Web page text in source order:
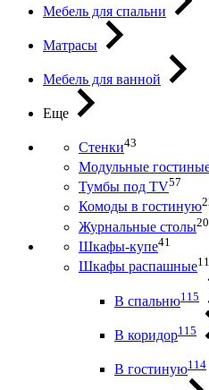
Мебель для спальни
Матрасы
Мебель для ванной
Еще
Стенки43
Модульные
Тумбы под ТV57
Комоды в гостиную
Журнальные столы20
Шкафы-купе41
Шкафы распашные
В спальню115
В коридор115
В гостиную114